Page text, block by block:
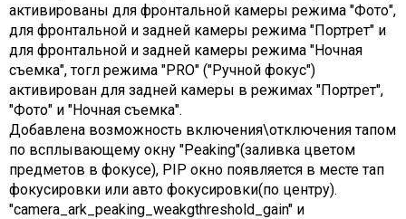
активированы для фронтальной камеры режима "Фото",
для фронтальной и задней камеры режима "Портрет" и
для фронтальной и задней камеры режима "Ночная
съемка", тогл режима "PRO" ("Ручной фокус")
активирован для задней камеры в режимах "Портрет",
"Фото" и "Ночная съемка".
Добавлена возможность включения\отключения тапом
по всплывающему окну "Peaking"(заливка цветом
предметов в фокусе), PIP окно появляется в месте тап
фокусировки или авто фокусировки(по центру).
"camera_ark_peaking_weakgthreshold_gain" и